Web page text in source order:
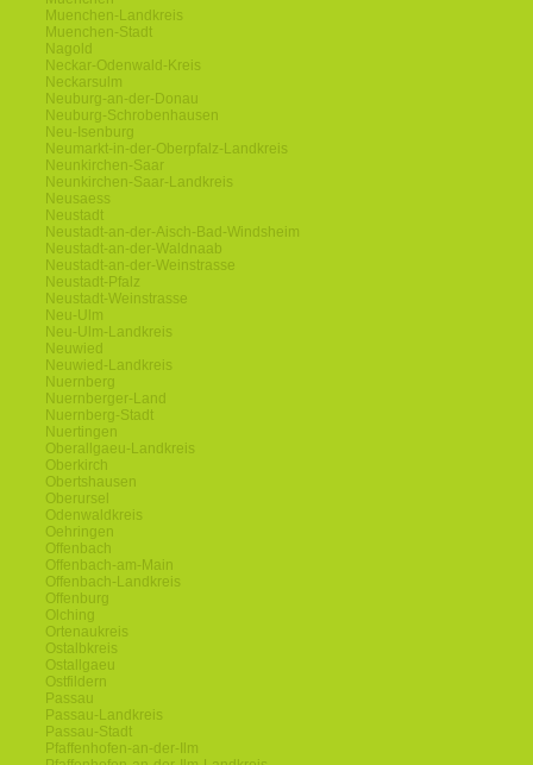
Muenchen-Landkreis
Muenchen-Stadt
Nagold
Neckar-Odenwald-Kreis
Neckarsulm
Neuburg-an-der-Donau
Neuburg-Schrobenhausen
Neu-Isenburg
Neumarkt-in-der-Oberpfalz-Landkreis
Neunkirchen-Saar
Neunkirchen-Saar-Landkreis
Neusaess
Neustadt
Neustadt-an-der-Aisch-Bad-Windsheim
Neustadt-an-der-Waldnaab
Neustadt-an-der-Weinstrasse
Neustadt-Pfalz
Neustadt-Weinstrasse
Neu-Ulm
Neu-Ulm-Landkreis
Neuwied
Neuwied-Landkreis
Nuernberg
Nuernberger-Land
Nuernberg-Stadt
Nuertingen
Oberallgaeu-Landkreis
Oberkirch
Obertshausen
Oberursel
Odenwaldkreis
Oehringen
Offenbach
Offenbach-am-Main
Offenbach-Landkreis
Offenburg
Olching
Ortenaukreis
Ostalbkreis
Ostallgaeu
Ostfildern
Passau
Passau-Landkreis
Passau-Stadt
Pfaffenhofen-an-der-Ilm